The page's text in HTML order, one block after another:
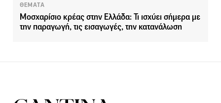
ΘΕΜΑΤΑ
Μοσχαρίσιο κρέας στην Ελλάδα: Τι ισχύει σήμερα με
την παραγωγή, τις εισαγωγές, την κατανάλωση